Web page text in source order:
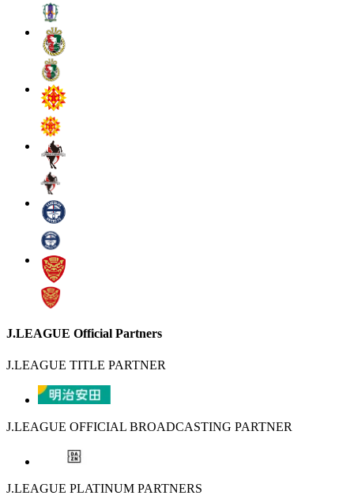
J.LEAGUE Official Partners
J.LEAGUE TITLE PARTNER
J.LEAGUE OFFICIAL BROADCASTING PARTNER
J.LEAGUE PLATINUM PARTNERS